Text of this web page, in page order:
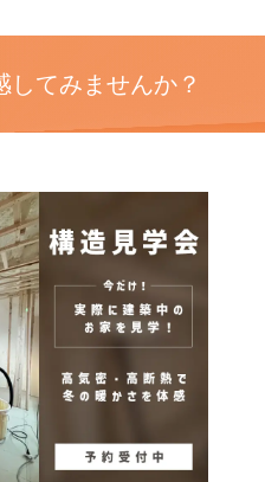
してみませんか？